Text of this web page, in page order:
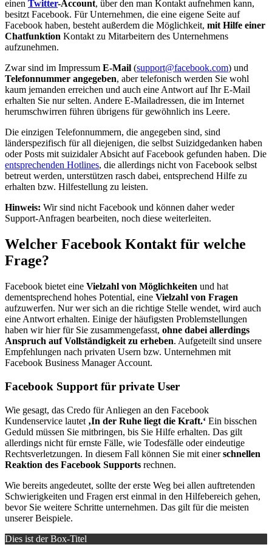
einen Twitter-Account, über den man Kontakt aufnehmen kann,
besitzt Facebook. Für Unternehmen, die eine eigene Seite auf
Facebook haben, besteht außerdem die Möglichkeit, mit Hilfe einer
Chatfunktion Kontakt zu Mitarbeitern des Unternehmens
aufzunehmen.
Zwar sind im Impressum E-Mail (support@facebook.com) und
Telefonnummer angegeben, aber telefonisch werden Sie wohl
kaum jemanden erreichen und auch eine Antwort auf Ihr E-Mail
erhalten Sie nur selten. Andere E-Mailadressen, die im Internet
herumschwirren führen übrigens für gewöhnlich ins Leere.
Die einzigen Telefonnummern, die angegeben sind, sind
länderspezifisch für all diejenigen, die selbst Suizidgedanken haben
oder Posts mit suizidaler Absicht auf Facebook gefunden haben. Die
entsprechenden Hotlines, die allerdings nicht von Facebook selbst
betreut werden, unterstützen rasch dabei, entsprechend Hilfe zu
erhalten bzw. Hilfestellung zu leisten.
Hinweis: Wir sind nicht Facebook und können daher weder
Support-Anfragen bearbeiten, noch diese weiterleiten.
Welcher Facebook Kontakt für welche
Frage?
Facebook bietet eine Vielzahl von Möglichkeiten und hat
dementsprechend hohes Potential, eine Vielzahl von Fragen
aufzuwerfen. Nur wer sich an die richtige Stelle wendet, wird auch
eine Antwort erhalten. Einige der häufigsten Problemstellungen
haben wir hier für Sie zusammengefasst, ohne dabei allerdings
Anspruch auf Vollständigkeit zu erheben. Aufgeteilt sind unsere
Empfehlungen nach privaten Usern bzw. Unternehmen mit
Facebook Business Manager Account.
Facebook Support für private User
Wie gesagt, das Credo für Anliegen an den Facebook
Kundenservice lautet ‚In der Ruhe liegt die Kraft.‘ Ein bisschen
Geduld müssen Sie mitbringen, bis Sie Hilfe erhalten. Das gilt
allerdings nicht für ernste Fälle, wie Todesfälle oder eindeutige
Rechtsverletzungen. In diesem Fall können Sie mit einerschnellen
Reaktion des Facebook Supports rechnen.
Wie bereits angedeutet, sollte der erste Weg bei allen auftretenden
Schwierigkeiten und Fragen erst einmal in den Hilfebereich gehen,
bevor Sie weitere Schritte unternehmen. Das gilt für die meisten
unserer Beispiele.
Dies ist der Box-Titel